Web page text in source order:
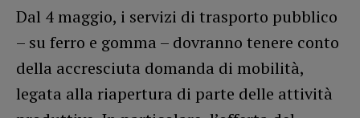
Dal 4 maggio, i servizi di trasporto pubblico
– su ferro e gomma – dovranno tenere conto
della accresciuta domanda di mobilità,
legata alla riapertura di parte delle attività